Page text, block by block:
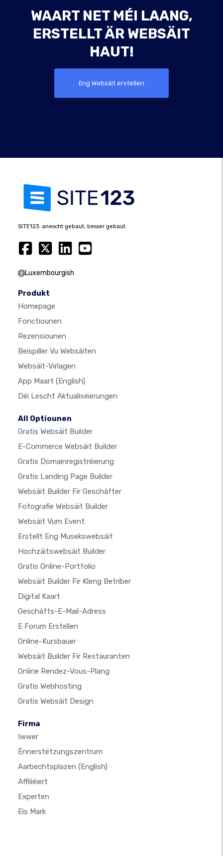
WAART NET MÉI LAANG,
ERSTELLT ÄR WEBSÄIT
HAUT!
Eng Websäit erstellen
SITE123: anescht gebaut, besser gebaut.
Luxembourgish
Produkt
Homepage
Fonctiounen
Rezensiounen
Beispiller Vu Websäiten
Websäit-Virlagen
App Maart (English)
Déi Lescht Aktualiséierungen
All Optiounen
Gratis Websäit Builder
E-Commerce Websäit Builder
Gratis Domainregistréierung
Gratis Landing Page Builder
Websäit Builder Fir Geschäfter
Fotografie Websäit Builder
Websäit Vum Event
Erstellt Eng Musekswebsäit
Hochzäitswebsäit Builder
Gratis Online-Portfolio
Websäit Builder Fir Kleng Betriber
Digital Kaart
Geschäfts-E-Mail-Adress
E Forum Erstellen
Online-Kursbauer
Websäit Builder Fir Restauranten
Online Rendez-Vous-Plang
Gratis Webhosting
Gratis Websäit Design
Firma
Iwwer
Ënnerstëtzungszentrum
Aarbechtsplazen (English)
Affiliéiert
Experten
Eis Mark